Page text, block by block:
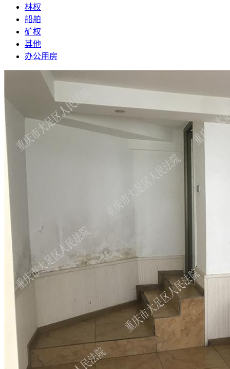
林权
船舶
矿权
其他
办公用房